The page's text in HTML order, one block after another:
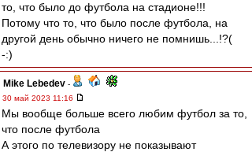
то, что было до футбола на стадионе!!!
Потому что то, что было после футбола, на
другой день обычно ничего не помнишь...!?(
-:)
Mike Lebedev -
30 май 2023 11:16
Мы вообще больше всего любим футбол за то,
что после футбола
А этого по телевизору не показывают